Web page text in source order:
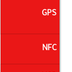
GPS
NFC